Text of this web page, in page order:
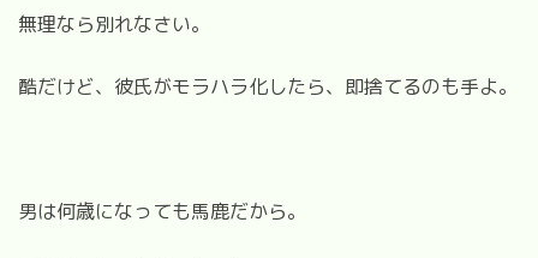
無理なら別れなさい。
酷だけど、彼氏がモラハラ化したら、即捨てるのも手よ。
男は何歳になっても馬鹿だから。